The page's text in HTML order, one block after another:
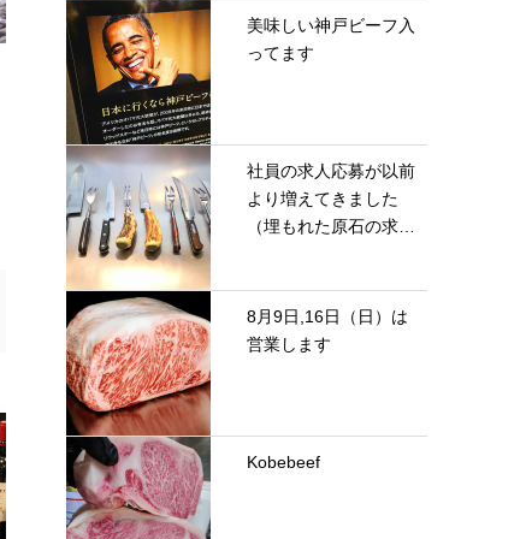
美味しい神戸ビーフ入
ってます
社員の求人応募が以前
より増えてきました
（埋もれた原石の求
8月9日,16日（日）は
営業します
Kobebeef